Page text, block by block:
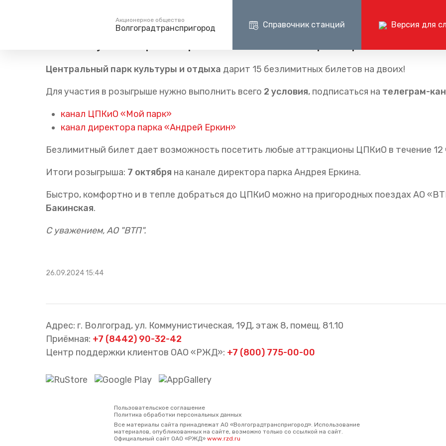
Акционерное общество
Волгоградтранспригород Справочник станций Версия для
Пассажирам
Режим работы билетных
Тарифы и льготы
Способы оплаты проезда
Абонементные билеты
Правила проезда
Для маломобильных
Туризм
Групповые маршруты
Пресс-центр
Частые вопросы
Годовые
Единый номер вызова экстренных служб Центр поддержки клиентов ОАО «РЖД»
+7 (800) 775-00-00
круглосуточно, без выходных
Пресс-центр Блог компании Новости
Центральный парк культуры и отдыха дарит 15 безлимитных билетов на двоих!
Для участия в розыгрыше нужно выполнить всего 2 условия, подписаться на телеграм-
канал ЦПКиО «Мой парк»
канал директора парка «Андрей Еркин»
Безлимитный билет дает возможность посетить любые аттракционы ЦПКиО в течение 12
Итоги розыгрыша: 7 октября на канале директора парка Андрея Еркина.
Быстро, комфортно и в тепле добраться до ЦПКиО можно на пригородных поездах АО
Бакинская.
С уважением, АО "ВТП".
26.09.2024 15:44
Адрес: г. Волгоград, ул. Коммунистическая, 19Д, этаж 8, помещ. 81.10
Приёмная: +7 (8442) 90-32-42
Центр поддержки клиентов ОАО «РЖД»: +7 (800) 775-00-00
Пользовательское соглашение
Политика обработки персональных данных
Все материалы сайта принадлежат АО «Волгоградтранспригород». Использование
материалов, опубликованных на сайте, возможно только со ссылкой на сайт.
Официальный сайт ОАО «РЖД» www.rzd.ru